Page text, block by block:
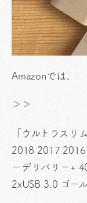
Amazonでは、
＞＞
「ウルトラスリ
2018 2017
ーデリバリー+
2xUSB 3.0 ゴール